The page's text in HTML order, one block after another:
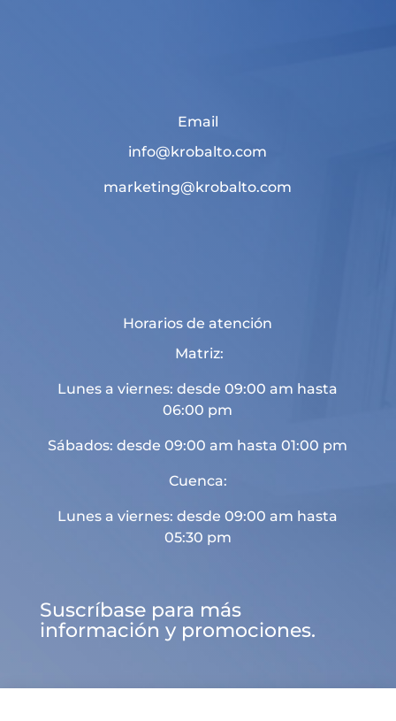
Email
info@krobalto.com
marketing@krobalto.com
Horarios de atención
Matriz:
Lunes a viernes: desde 09:00 am hasta
06:00 pm
Sábados: desde 09:00 am hasta 01:00 pm
Cuenca:
Lunes a viernes: desde 09:00 am hasta
05:30 pm
Suscríbase para más
información y promociones.